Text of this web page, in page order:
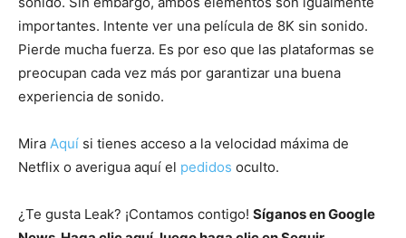
importantes. Intente ver una película de 8K sin sonido.
Pierde mucha fuerza. Es por eso que las plataformas se
preocupan cada vez más por garantizar una buena
experiencia de sonido.
Mira Aquí si tienes acceso a la velocidad máxima de
Netflix o averigua aquí el pedidos oculto.
¿Te gusta Leak? ¡Contamos contigo! Síganos en Google